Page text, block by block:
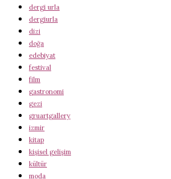
dergi urla
dergiurla
dizi
doğa
edebiyat
festival
film
gastronomi
gezi
gruartgallery
izmir
kitap
kişisel gelişim
kültür
moda